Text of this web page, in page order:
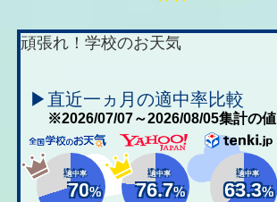
頑張れ！学校のお天気
▶直近一ヵ月の適中率比較
※2026/07/07～2026/08/05集計の値
適中率
70%
適中率
76.7%
適中率
63.3%